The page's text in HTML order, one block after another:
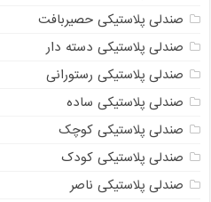
صندلی پلاستیکی حصیربافت
صندلی پلاستیکی دسته دار
صندلی پلاستیکی رستورانی
صندلی پلاستیکی ساده
صندلی پلاستیکی کوچک
صندلی پلاستیکی کودک
صندلی پلاستیکی ناصر